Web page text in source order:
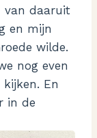
van daaruit
en mijn
wilde.
nog even
En
in de